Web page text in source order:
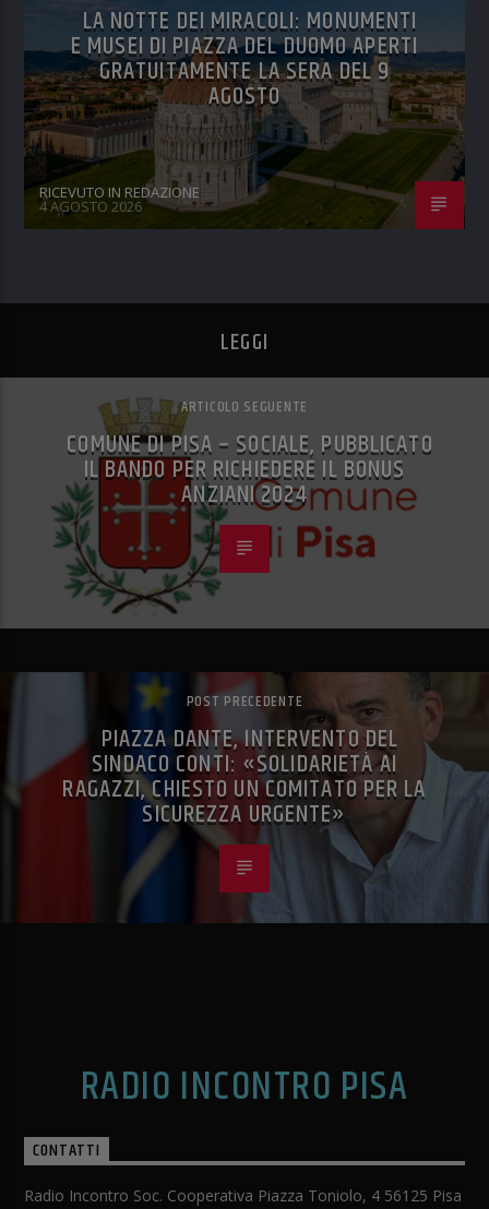
LA NOTTE DEI MIRACOLI: MONUMENTI
E MUSEI DI PIAZZA DEL DUOMO APERTI
GRATUITAMENTE LA SERA DEL 9
AGOSTO
RICEVUTO IN REDAZIONE
4 AGOSTO 2026
LEGGI
ARTICOLO SEGUENTE
COMUNE DI PISA – SOCIALE, PUBBLICATO
IL BANDO PER RICHIEDERE IL BONUS
ANZIANI 2024
POST PRECEDENTE
PIAZZA DANTE, INTERVENTO DEL
SINDACO CONTI: «SOLIDARIETÀ AI
RAGAZZI, CHIESTO UN COMITATO PER LA
SICUREZZA URGENTE»
RADIO INCONTRO PISA
CONTATTI
Radio Incontro Soc. Cooperativa Piazza Toniolo, 4 56125 Pisa